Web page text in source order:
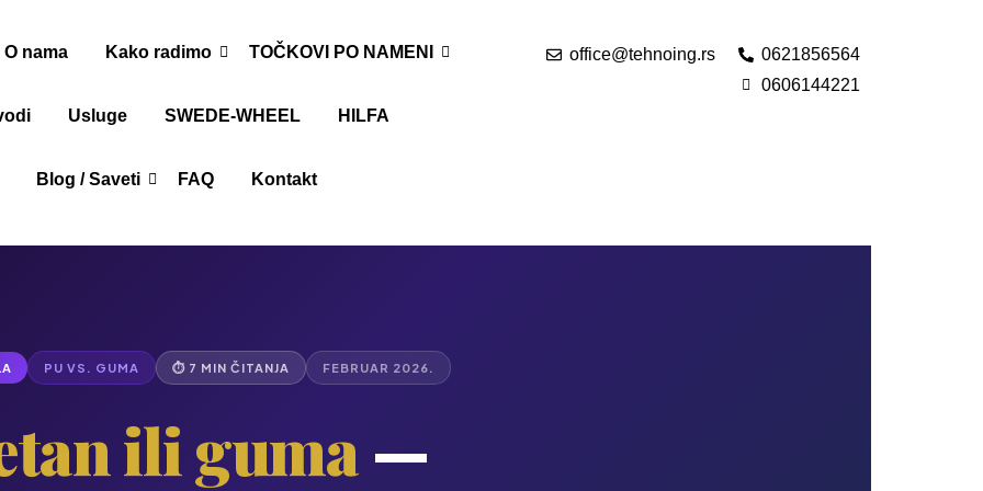
O nama Kako radimo TOČKOVI PO NAMENI
Usluge SWEDE-WHEEL HILFA
Blog / Saveti FAQ Kontakt
office@tehnoing.rs
0621856564
0606144221
PU VS. GUMA ⏱ 7 MIN ČITANJA FEBRUAR 2026.
ili guma—